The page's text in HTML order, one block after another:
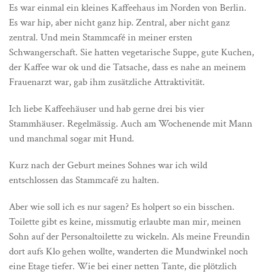
Es war einmal ein kleines Kaffeehaus im Norden von Berlin.
Es war hip, aber nicht ganz hip. Zentral, aber nicht ganz
zentral. Und mein Stammcafé in meiner ersten
Schwangerschaft. Sie hatten vegetarische Suppe, gute Kuchen,
der Kaffee war ok und die Tatsache, dass es nahe an meinem
Frauenarzt war, gab ihm zusätzliche Attraktivität.
Ich liebe Kaffeehäuser und hab gerne drei bis vier
Stammhäuser. Regelmässig. Auch am Wochenende mit Mann
und manchmal sogar mit Hund.
Kurz nach der Geburt meines Sohnes war ich wild
entschlossen das Stammcafé zu halten.
Aber wie soll ich es nur sagen? Es holpert so ein bisschen.
Toilette gibt es keine, missmutig erlaubte man mir, meinen
Sohn auf der Personaltoilette zu wickeln. Als meine Freundin
dort aufs Klo gehen wollte, wanderten die Mundwinkel noch
eine Etage tiefer. Wie bei einer netten Tante, die plötzlich